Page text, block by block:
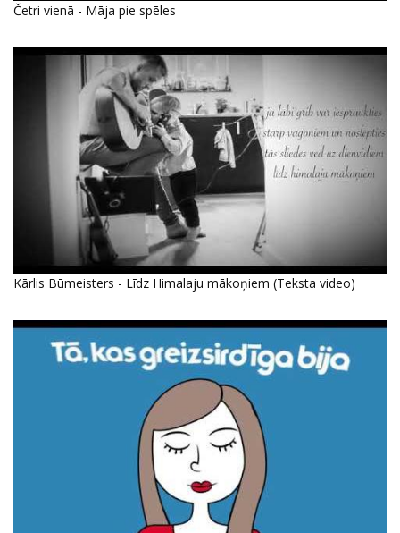
Četri vienā - Māja pie spēles
Kārlis Būmeisters - Līdz Himalaju mākoņiem (Teksta video)